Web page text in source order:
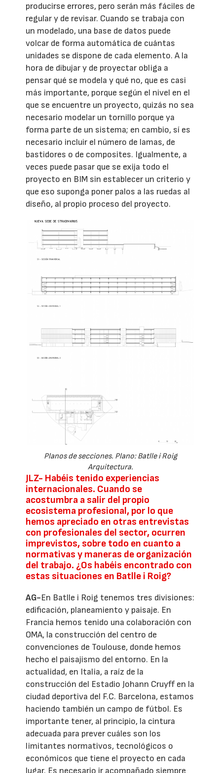
producirse errores, pero serán más fáciles de
regular y de revisar. Cuando se trabaja con
un modelado, una base de datos puede
volcar de forma automática de cuántas
unidades se dispone de cada elemento. A la
hora de dibujar y de proyectar obliga a
pensar qué se modela y qué no, que es casi
más importante, porque según el nivel en el
que se encuentre un proyecto, quizás no sea
necesario modelar un tornillo porque ya
forma parte de un sistema; en cambio, sí es
necesario incluir el número de lamas, de
bastidores o de composites. Igualmente, a
veces puede pasar que se exija todo el
proyecto en BIM sin establecer un criterio y
que eso suponga poner palos a las ruedas al
diseño, al propio proceso del proyecto.
Planos de secciones. Plano: Batlle i Roig
Arquitectura.
JLZ- Habéis tenido experiencias
internacionales. Cuando se
acostumbra a salir del propio
ecosistema profesional, por lo que
hemos apreciado en otras entrevistas
con profesionales del sector, ocurren
imprevistos, sobre todo en cuanto a
normativas y maneras de organización
del trabajo. ¿Os habéis encontrado con
estas situaciones en Batlle i Roig?
AG-En Batlle i Roig tenemos tres divisiones:
edificación, planeamiento y paisaje. En
Francia hemos tenido una colaboración con
OMA, la construcción del centro de
convenciones de Toulouse, donde hemos
hecho el paisajismo del entorno. En la
actualidad, en Italia, a raíz de la
construcción del Estadio Johann Cruyff en la
ciudad deportiva del F.C. Barcelona, estamos
haciendo también un campo de fútbol. Es
importante tener, al principio, la cintura
adecuada para prever cuáles son los
limitantes normativos, tecnológicos o
económicos que tiene el proyecto en cada
lugar. Es necesario ir acompañado siempre